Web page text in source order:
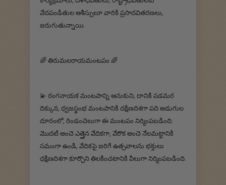
వేదపండితుల ఆశీస్సులూ వారికి ప్రసాదవితరణలు,
జరుగుతున్నాయి.
🌈 తిరుమలరాయమంటపం 🌈
💫 రంగనాయక మంటపాన్ని ఆనుకుని, దానికి పడమర
దిక్కున, ధ్వజస్థంభ మంటపానికి దక్షిణదిశగా పది అడుగుల
దూరంలో, రెండంచెలుగా ఈ మంటపం నిర్మింపబడింది.
మొదటి అంచె ఎత్తైన వేదికగా, వేరొక అంచె నేలమట్టానికి
సమంగా ఉండి, వేదికపై జరిగే ఉత్సవాలను భక్తులు
ధక్షిణదిశగా కూర్చొని తిలకించటానికి వీలుగా నిర్మింపబడింది.